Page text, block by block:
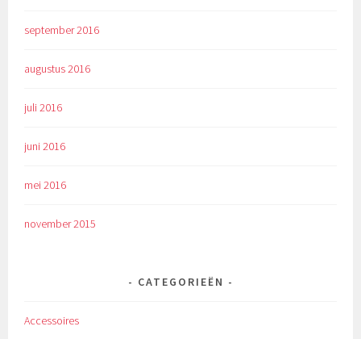
september 2016
augustus 2016
juli 2016
juni 2016
mei 2016
november 2015
CATEGORIEËN
Accessoires